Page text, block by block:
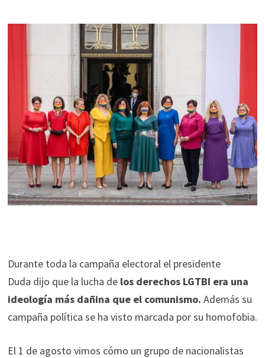
Durante toda la campaña electoral el presidente
Duda dijo que la lucha de los derechos LGTBI era una
ideología más dañina que el comunismo. Además su
campaña política se ha visto marcada por su homofobia.
El 1 de agosto vimos cómo un grupo de nacionalistas